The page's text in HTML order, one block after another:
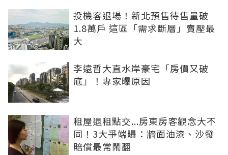
投機客退場！新北預售待售量破
1.8萬戶 這區「需求斷層」賣壓最
大
李遠哲大直水岸豪宅「房價又破
底」！專家曝原因
租屋退租點交...房東房客觀念大不
同！3大爭端曝：牆面油漆、沙發
賠償最常鬧翻